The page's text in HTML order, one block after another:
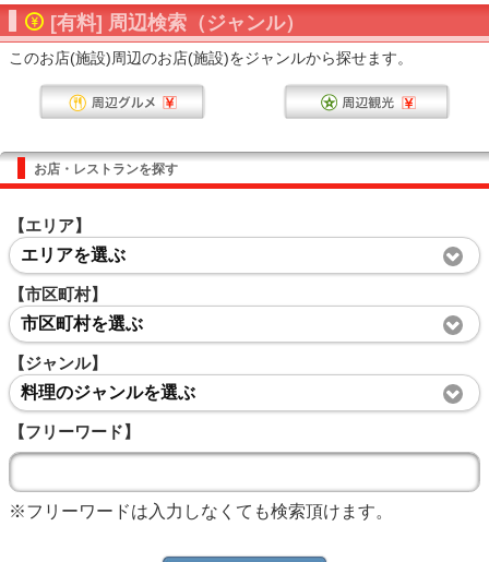
[有料] 周辺検索（ジャンル）
このお店(施設)周辺のお店(施設)をジャンルから探せます。
お店・レストランを探す
【エリア】
エリアを選ぶ
【市区町村】
市区町村を選ぶ
【ジャンル】
料理のジャンルを選ぶ
【フリーワード】
※フリーワードは入力しなくても検索頂けます。